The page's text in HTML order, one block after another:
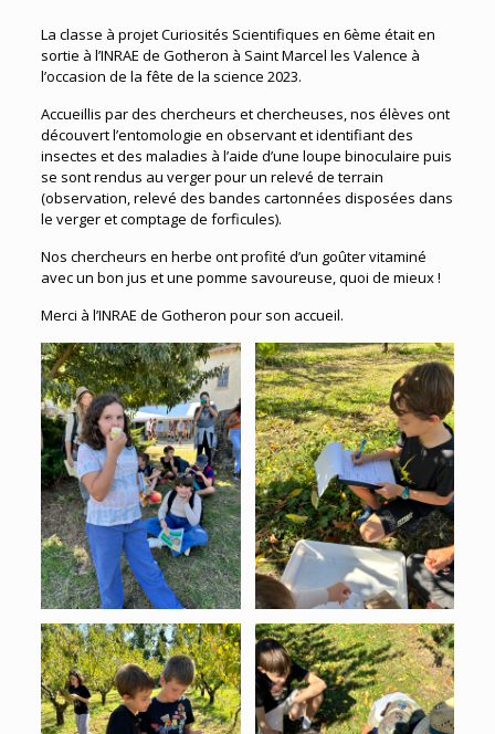
La classe à projet Curiosités Scientifiques en 6ème était en
sortie à l’INRAE de Gotheron à Saint Marcel les Valence à
l’occasion de la fête de la science 2023.
Accueillis par des chercheurs et chercheuses, nos élèves ont
découvert l’entomologie en observant et identifiant des
insectes et des maladies à l’aide d’une loupe binoculaire puis
se sont rendus au verger pour un relevé de terrain
(observation, relevé des bandes cartonnées disposées dans
le verger et comptage de forficules).
Nos chercheurs en herbe ont profité d’un goûter vitaminé
avec un bon jus et une pomme savoureuse, quoi de mieux !
Merci à l’INRAE de Gotheron pour son accueil.